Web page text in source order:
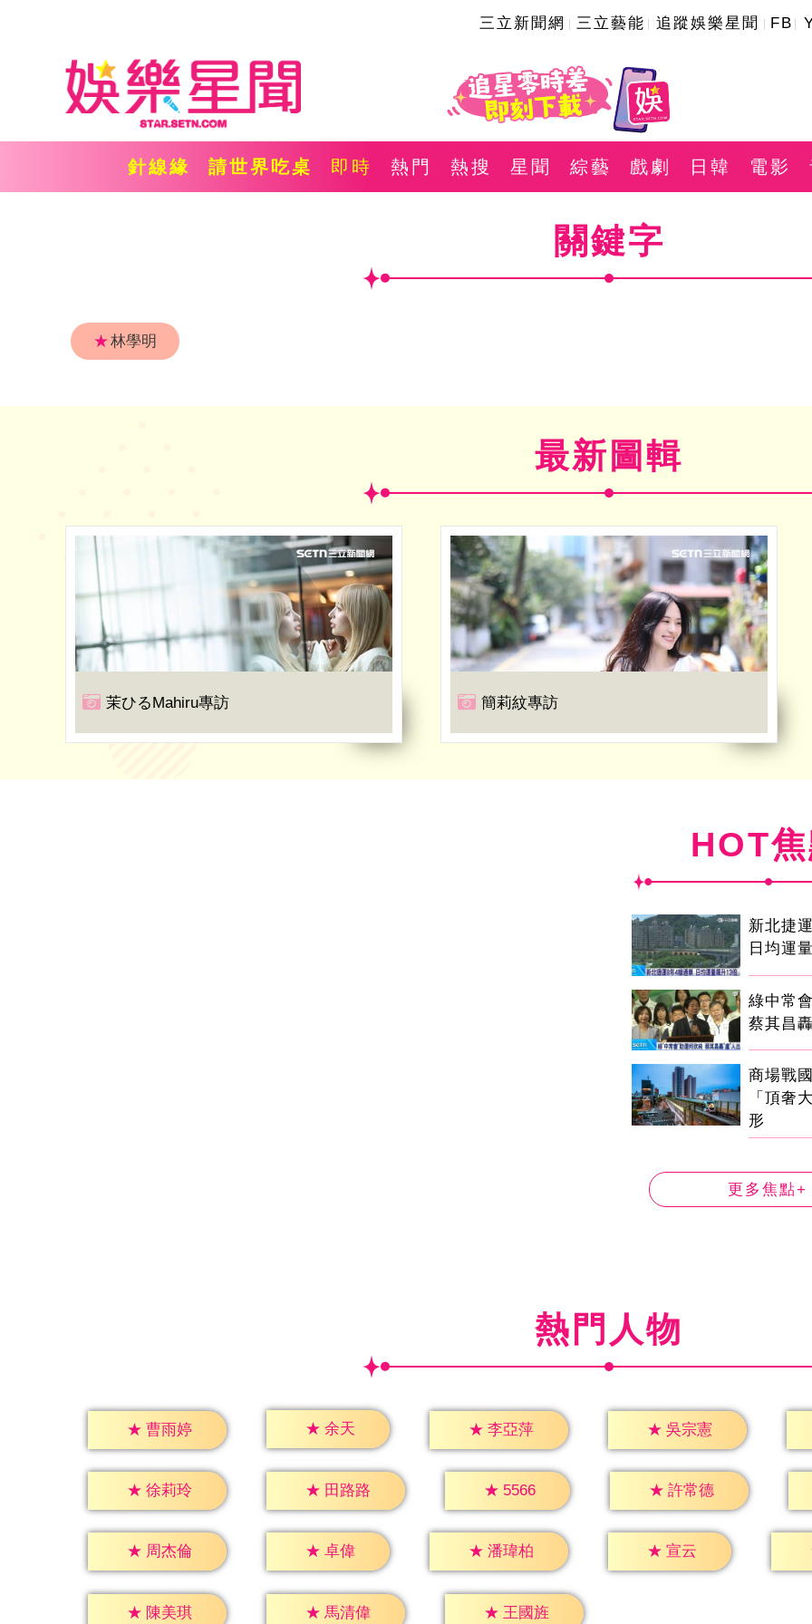
三立新聞網 三立藝能 追蹤娛樂星聞 FB
針線緣 請世界吃桌 即時 熱門 熱搜 星聞 綜藝 戲劇 日韓 電影
關鍵字
★林學明
最新圖輯
茉ひるMahiru專訪 簡莉紋專訪
HOT
新北捷
日均運
綠中常
蔡其昌
商場戰
「頂奢
形
更多焦點+
熱門人物
★ 曹雨婷 ★ 余天 ★ 李亞萍 ★ 吳宗憲
★ 徐莉玲 ★ 田路路 ★ 5566 ★ 許常德
★ 周杰倫 ★ 卓偉 ★ 潘瑋柏 ★ 宣云
★ 陳美琪 ★ 馬清偉 ★ 王國旌